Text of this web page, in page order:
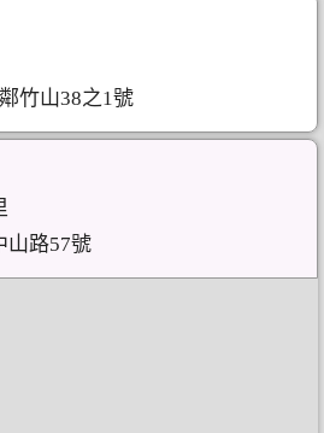
竹山38之1號
山路57號